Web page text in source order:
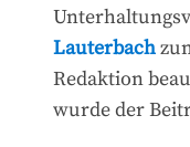
Lauterbach
Redaktion
wurde der